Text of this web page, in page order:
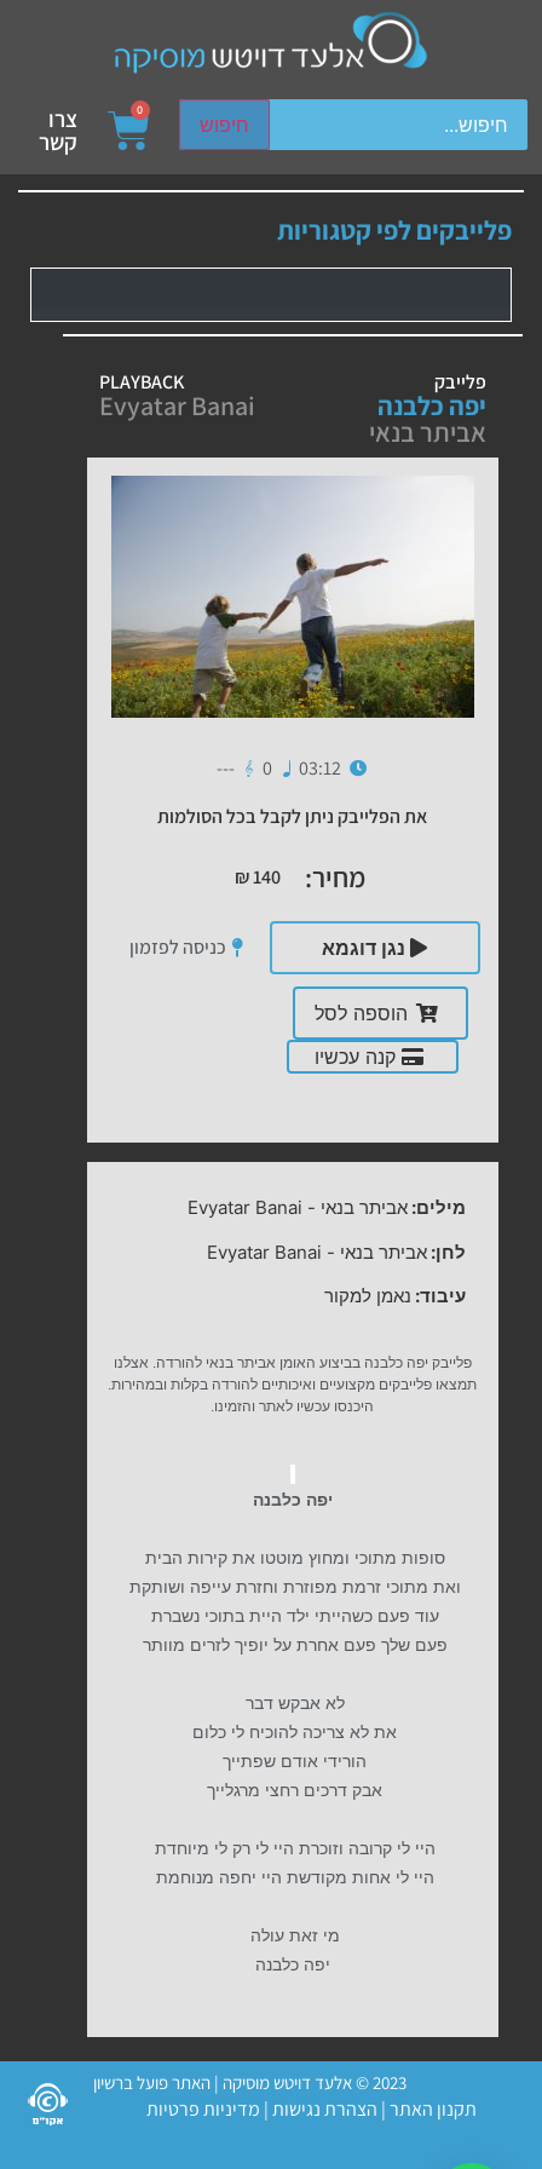
חיפוש
device users, explore by touch or with swipe gestures.
0 צרו
קשר
פלייבקים לפי קטגוריות
פלייבק
יפה כלבנה
אביתר בנאי
PLAYBACK
Evyatar Banai
03:12
0
---
את הפלייבק ניתן לקבל בכל הסולמות
מחיר: ₪140
נגן דוגמא כניסה לפזמון
הוספה לסל
קנה עכשיו
מילים:אביתר בנאי -
Evyatar Banai
לחן:אביתר בנאי -
Evyatar Banai
עיבוד: נאמן למקור
פלייבק יפה כלבנה בביצוע האומן אביתר בנאי להורדה. אצלנו
תמצאו פלייבקים מקצועיים ואיכותיים להורדה בקלות ובמהירות.
היכנסו עכשיו לאתר והזמינו.
יפה כלבנה
סופות מתוכי ומחוץ מוטטו את קירות הבית
ואת מתוכי זרמת מפוזרת וחזרת עייפה ושותקת
עוד פעם כשהייתי ילד היית בתוכי נשברת
פעם שלך פעם אחרת על יופיך לזרים מוותר
לא אבקש דבר
את לא צריכה להוכיח לי כלום
הורידי אודם שפתייך
אבק דרכים רחצי מרגלייך
היי לי קרובה וזוכרת היי לי רק לי מיוחדת
היי לי אחות מקודשת היי יחפה מנוחמת
מי זאת עולה
יפה כלבנה
2023 © אלעד דויטש מוסיקה | האתר פועל ברשיון
תקנון האתר| הצהרת נגישות| מדיניות פרטיות